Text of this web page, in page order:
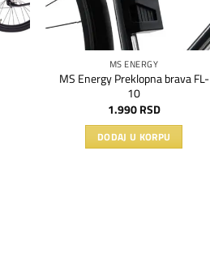
MS ENERGY
MS Energy Preklopna brava FL-
10
1.990RSD
DODAJ U KORPU